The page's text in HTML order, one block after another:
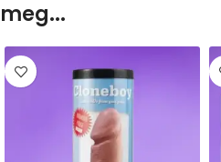
meg...